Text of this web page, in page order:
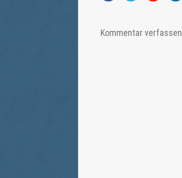
Kommentar verfassen